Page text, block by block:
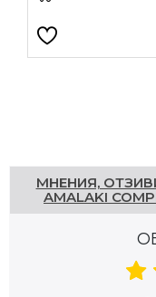
МНЕНИЯ,
AMALAKI